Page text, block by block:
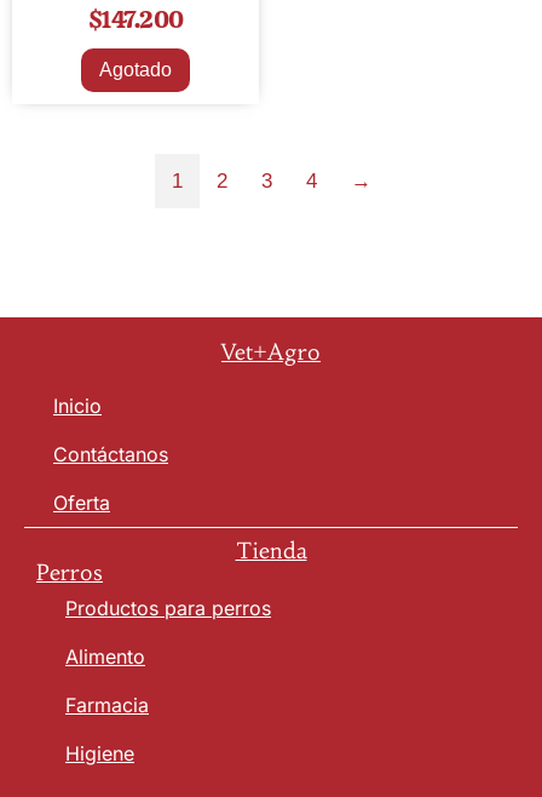
$147.200
Agotado
1 2 3 4 →
Vet+Agro
Inicio
Contáctanos
Oferta
Tienda
Perros
Productos para perros
Alimento
Farmacia
Higiene